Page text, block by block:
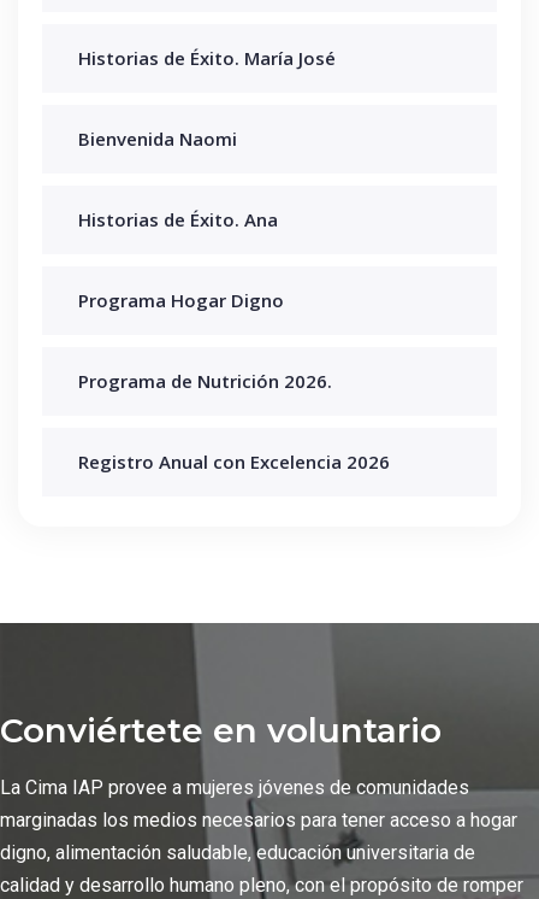
Historias de Éxito. María José
Bienvenida Naomi
Historias de Éxito. Ana
Programa Hogar Digno
Programa de Nutrición 2026.
Registro Anual con Excelencia 2026
Conviértete en voluntario
La Cima IAP provee a mujeres jóvenes de comunidades
marginadas los medios necesarios para tener acceso a hogar
digno, alimentación saludable, educación universitaria de
calidad y desarrollo humano pleno, con el propósito de romper